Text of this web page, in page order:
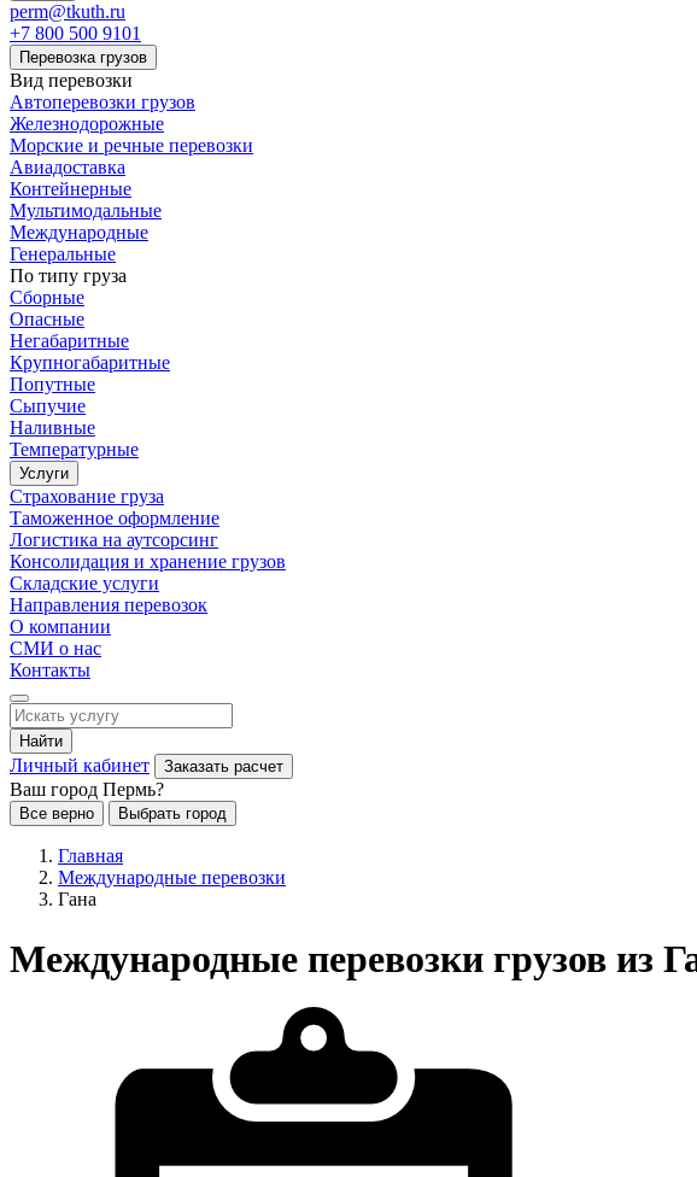
perm@tkuth.ru
+7 800 500 9101
Перевозка грузов
Вид перевозки
Автоперевозки грузов
Железнодорожные
Морские и речные перевозки
Авиадоставка
Контейнерные
Мультимодальные
Международные
Генеральные
По типу груза
Сборные
Опасные
Негабаритные
Крупногабаритные
Попутные
Сыпучие
Наливные
Температурные
Услуги
Страхование груза
Таможенное оформление
Логистика на аутсорсинг
Консолидация и хранение грузов
Складские услуги
Направления перевозок
О компании
СМИ о нас
Контакты
Найти
Личный кабинет Заказать расчет
Ваш город Пермь?
Все верно Выбрать город
Главная
Международные перевозки
Гана
Международные перевозки грузов из